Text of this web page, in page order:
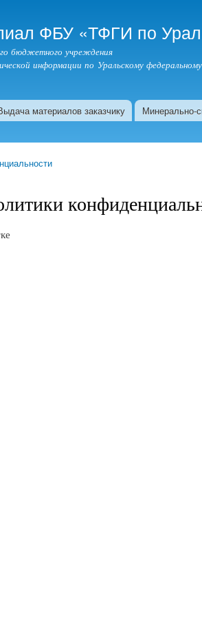
содержанию
ФБУ «ТФГИ по
бюджетного учреждения
информации по Уральскому
материалов заказчику Минерально-